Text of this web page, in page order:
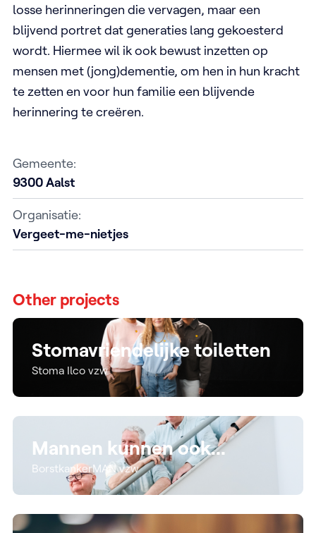
losse herinneringen die vervagen, maar een
blijvend portret dat generaties lang gekoesterd
wordt. Hiermee wil ik ook bewust inzetten op
mensen met (jong)dementie, om hen in hun kracht
te zetten en voor hun familie een blijvende
herinnering te creëren.
Gemeente:
9300Aalst
Organisatie:
Vergeet-me-nietjes
Other projects
Stomavriendelijke toiletten
Stoma Ilco vzw
Mannen kunnen ook...
BorstkankerMAN vzw